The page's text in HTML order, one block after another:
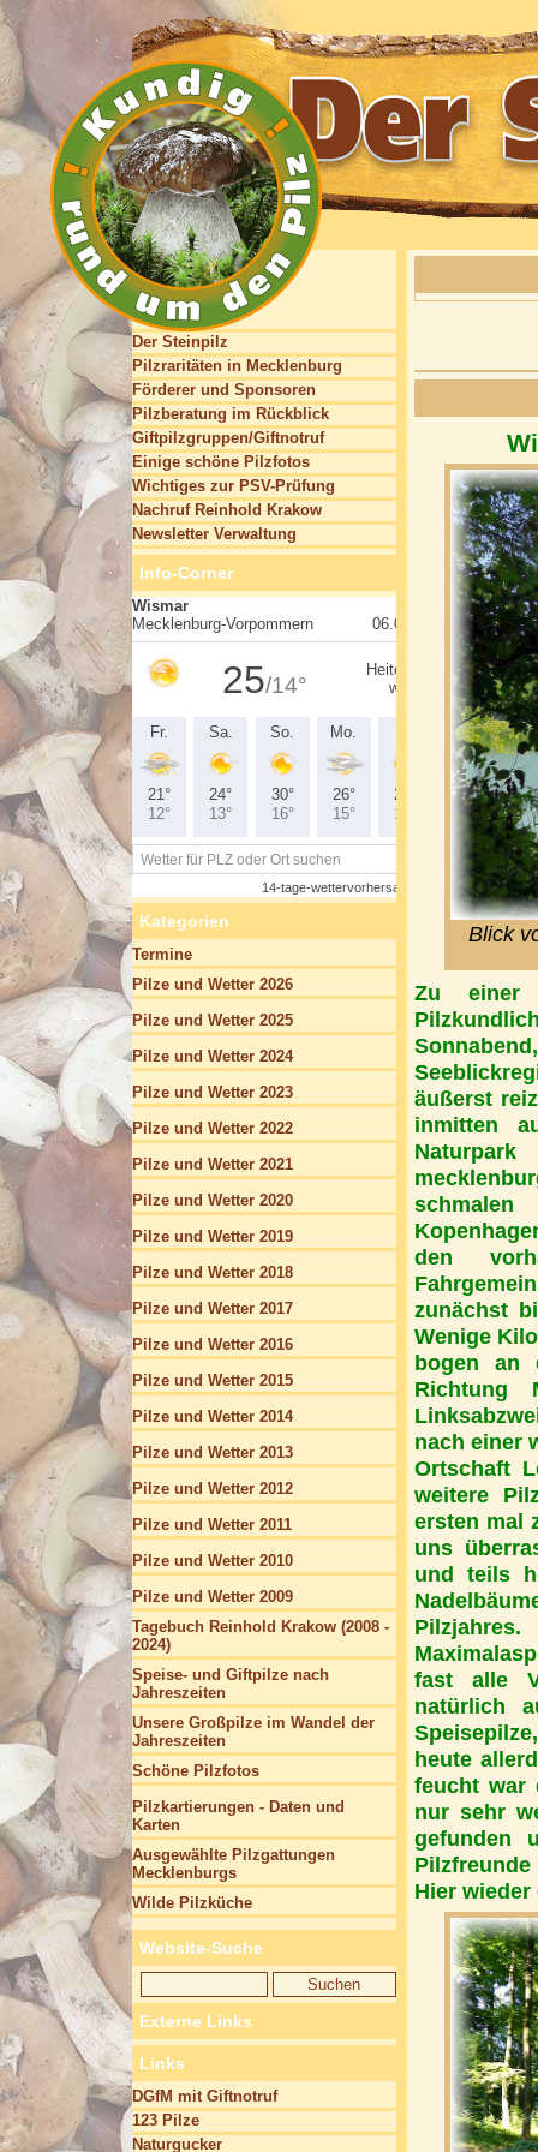
Blick
Zu einer
äußerst
inmitten
schmalen
den
zunächst
Wenige
bogen an
Richtung
nach einer
Ortschaft
weitere
ersten mal
uns
und teils
fast alle
natürlich
heute
feucht war
nur sehr
gefunden
Hier
Der Steinpilz
Pilzraritäten in Mecklenburg
Förderer und Sponsoren
Pilzberatung im Rückblick
Giftpilzgruppen/Giftnotruf
Einige schöne Pilzfotos
Wichtiges zur PSV-Prüfung
Nachruf Reinhold Krakow
Newsletter Verwaltung
Info-Corner
Kategorien
Termine
Pilze und Wetter 2026
Pilze und Wetter 2025
Pilze und Wetter 2024
Pilze und Wetter 2023
Pilze und Wetter 2022
Pilze und Wetter 2021
Pilze und Wetter 2020
Pilze und Wetter 2019
Pilze und Wetter 2018
Pilze und Wetter 2017
Pilze und Wetter 2016
Pilze und Wetter 2015
Pilze und Wetter 2014
Pilze und Wetter 2013
Pilze und Wetter 2012
Pilze und Wetter 2011
Pilze und Wetter 2010
Pilze und Wetter 2009
Tagebuch Reinhold Krakow (2008 -
2024)
Speise- und Giftpilze nach
Jahreszeiten
Unsere Großpilze im Wandel der
Jahreszeiten
Schöne Pilzfotos
Pilzkartierungen - Daten und
Karten
Ausgewählte Pilzgattungen
Mecklenburgs
Wilde Pilzküche
Website-Suche
Externe Links
Links
DGfM mit Giftnotruf
123 Pilze
Naturgucker